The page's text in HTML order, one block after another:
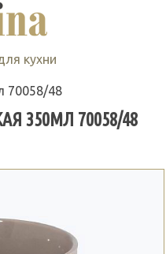
кухни
70058/48
350МЛ 70058/48